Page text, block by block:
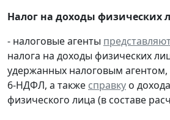
Налог на доходы физических
- налоговые агенты
налога на доходы физических
удержанных налоговым агентом,
6-НДФЛ, а также справку о
физического лица (в составе